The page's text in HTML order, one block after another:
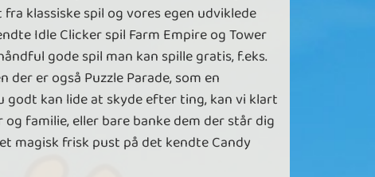
klassiske spil og vores egen udviklede
Idle Clicker spil Farm Empire og Tower
gode spil man kan spille gratis, f.eks.
er også Puzzle Parade, som en
godt kan lide at skyde efter ting, kan vi klart
familie, eller bare banke dem der står dig
magisk frisk pust på det kendte Candy